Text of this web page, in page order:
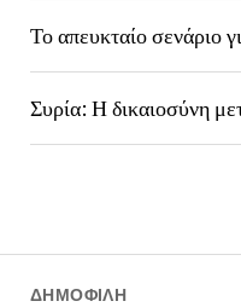
Το απευκταίο σενάριο
Συρία: Η δικαιοσύνη
ΔΗΜΟΦΙΛΉ